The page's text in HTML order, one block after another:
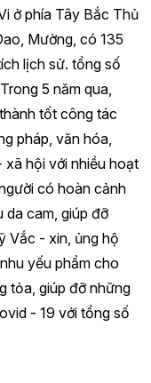
ở phía Tây Bắc Thủ
Mường, có 135
lịch sử. tổng số
5 năm qua,
tốt công tác
pháp, văn hóa,
hội với nhiều hoạt
có hoàn cảnh
da cam, giúp đỡ
Vắc - xin, ủng hộ
yếu phẩm cho
tỏa, giúp đỡ những
- 19 với tổng số